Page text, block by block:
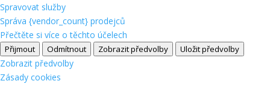
Spravovat služby
Správa {vendor_count} prodejců
Přečtěte si více o těchto účelech
Přijmout Odmítnout Zobrazit předvolby Uložit předvolby
Zobrazit předvolby
Zásady cookies